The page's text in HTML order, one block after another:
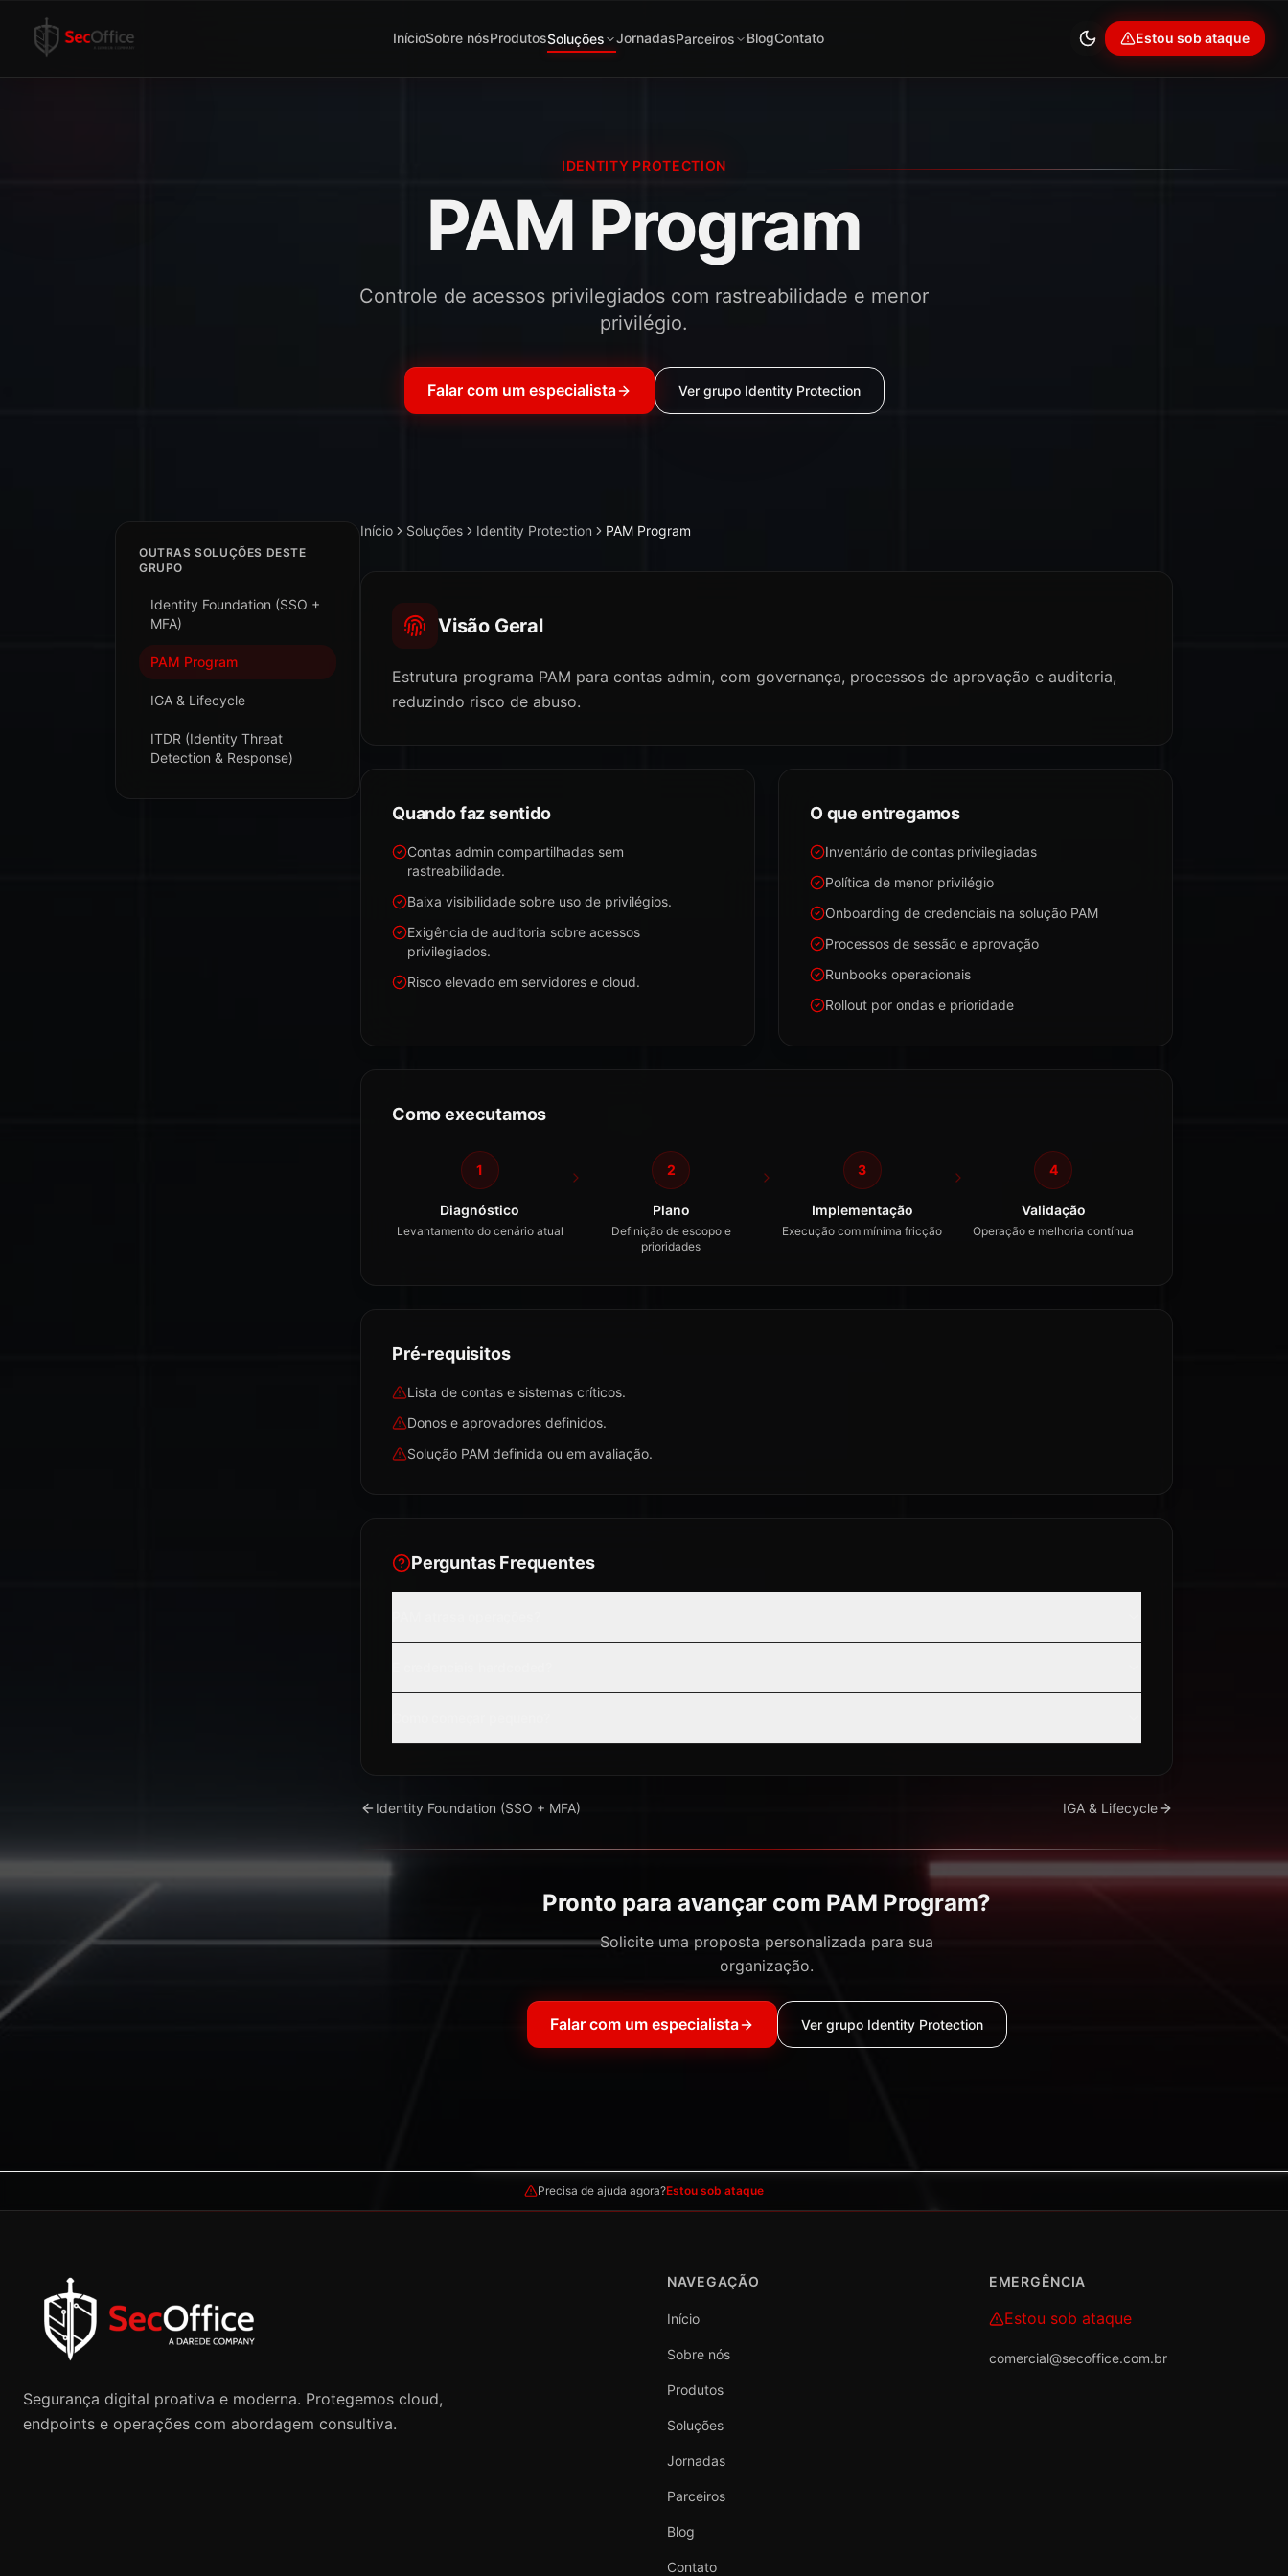
InícioSobre nósProdutosSoluções JornadasParceiros BlogContato Estou sob ataque
IDENTITY PROTECTION
PAM Program
Controle de acessos privilegiados com rastreabilidade e menor
privilégio.
Falar com um especialista Ver grupo Identity Protection
OUTRAS SOLUÇÕES DESTE
GRUPO
Identity Foundation (SSO +
MFA)
PAM Program
IGA & Lifecycle
ITDR (Identity Threat
Detection & Response)
Início Soluções Identity Protection PAM Program
Visão Geral
Estrutura programa PAM para contas admin, com governança, processos de aprovação e auditoria,
reduzindo risco de abuso.
Quando faz sentido
Contas admin compartilhadas sem
rastreabilidade.
Baixa visibilidade sobre uso de privilégios.
Exigência de auditoria sobre acessos
privilegiados.
Risco elevado em servidores e cloud.
O que entregamos
Inventário de contas privilegiadas
Política de menor privilégio
Onboarding de credenciais na solução PAM
Processos de sessão e aprovação
Runbooks operacionais
Rollout por ondas e prioridade
Como executamos
1
Diagnóstico
Levantamento do cenário atual
2
Plano
Definição de escopo e
prioridades
3
Implementação
Execução com mínima fricção
4
Validação
Operação e melhoria contínua
Pré-requisitos
Lista de contas e sistemas críticos.
Donos e aprovadores definidos.
Solução PAM definida ou em avaliação.
Perguntas Frequentes
Identity Foundation (SSO + MFA) IGA & Lifecycle
Pronto para avançar com PAM Program?
Solicite uma proposta personalizada para sua
organização.
Falar com um especialista Ver grupo Identity Protection
Precisa de ajuda agora?Estou sob ataque
Segurança digital proativa e moderna. Protegemos cloud,
endpoints e operações com abordagem consultiva.
NAVEGAÇÃO
Início
Sobre nós
Produtos
Soluções
Jornadas
Parceiros
Blog
Contato
EMERGÊNCIA
Estou sob ataque
comercial@secoffice.com.br